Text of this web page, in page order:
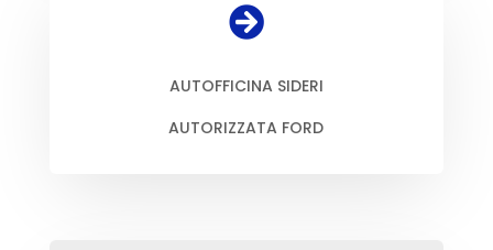

AUTOFFICINA SIDERI
AUTORIZZATA FORD